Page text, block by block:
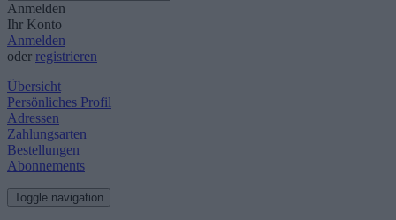
Anmelden
Ihr Konto
Anmelden
oder registrieren
Übersicht
Persönliches Profil
Adressen
Zahlungsarten
Bestellungen
Abonnements
Toggle navigation